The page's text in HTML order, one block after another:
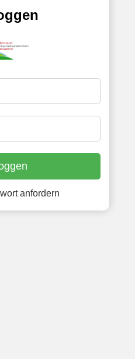
anfordern